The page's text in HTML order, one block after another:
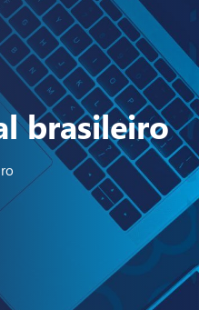
brasileiro